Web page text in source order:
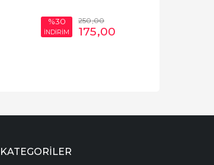
%30
İNDİRİM
250,00
175,00
KATEGORILER